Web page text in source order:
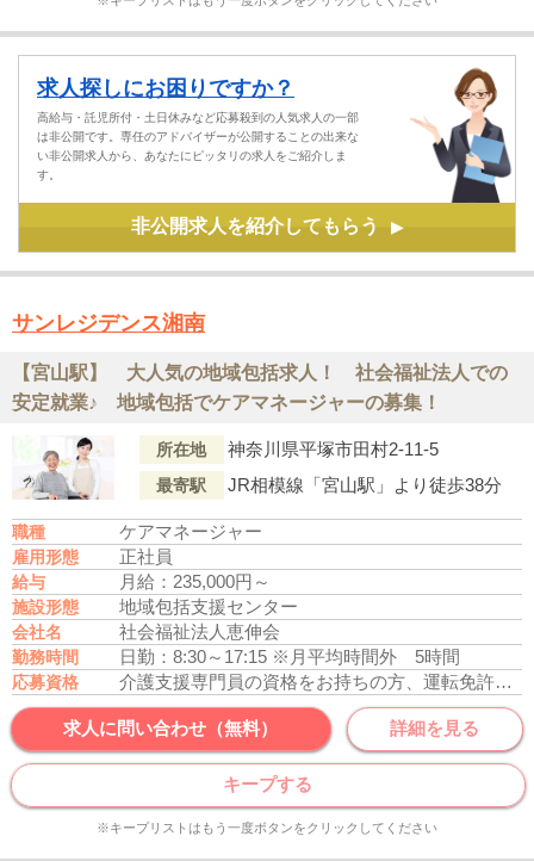
求人探しにお困りですか？
高給与・託児所付・土日休みなど応募殺到の人気求人の一部
は非公開です。専任のアドバイザーが公開することの出来な
い非公開求人から、あなたにピッタリの求人をご紹介しま
す。
非公開求人を紹介してもらう ▶
サンレジデンス湘南
【宮山駅】 大人気の地域包括求人！ 社会福祉法人での
安定就業♪ 地域包括でケアマネージャーの募集！
所在地 神奈川県平塚市田村2-11-5
最寄駅 JR相模線「宮山駅」より徒歩38分
職種 ケアマネージャー
雇用形態 正社員
給与 月給：235,000円～
施設形態 地域包括支援センター
会社名 社会福祉法人恵伸会
勤務時間 日勤：8:30～17:15 ※月平均時間外 5時間
応募資格 介護支援専門員の資格をお持ちの方、運転免許あれば尚可
求人に問い合わせ（無料） 詳細を見る
キープする
※キープリストはもう一度ボタンをクリックしてください